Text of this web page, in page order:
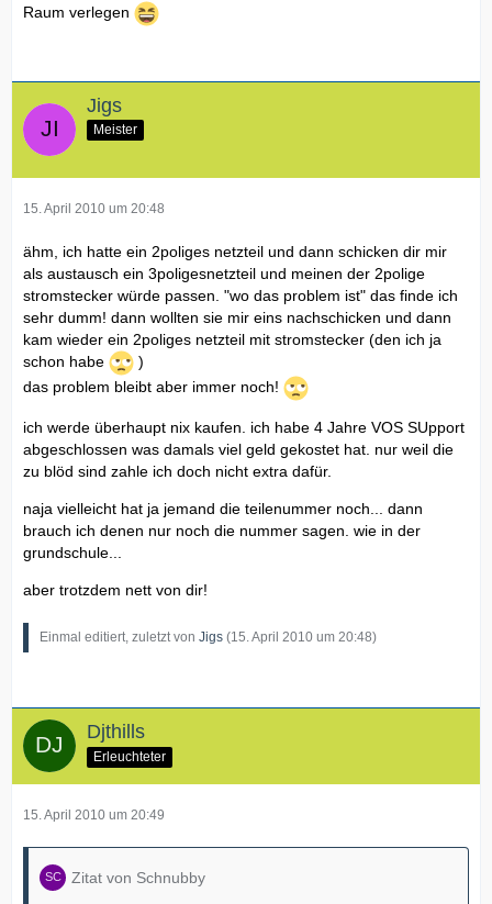
Raum verlegen
Jigs
Meister
15. April 2010 um 20:48
ähm, ich hatte ein 2poliges netzteil und dann schicken dir mir
als austausch ein 3poligesnetzteil und meinen der 2polige
stromstecker würde passen. "wo das problem ist" das finde ich
sehr dumm! dann wollten sie mir eins nachschicken und dann
kam wieder ein 2poliges netzteil mit stromstecker (den ich ja
schon habe
)
das problem bleibt aber immer noch!
ich werde überhaupt nix kaufen. ich habe 4 Jahre VOS SUpport
abgeschlossen was damals viel geld gekostet hat. nur weil die
zu blöd sind zahle ich doch nicht extra dafür.
naja vielleicht hat ja jemand die teilenummer noch... dann
brauch ich denen nur noch die nummer sagen. wie in der
grundschule...
aber trotzdem nett von dir!
Einmal editiert, zuletzt von Jigs (15. April 2010 um 20:48)
Djthills
Erleuchteter
15. April 2010 um 20:49
Zitat von Schnubby